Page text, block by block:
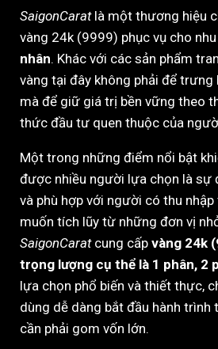
SaigonCaratlà một thương hiệu
vàng 24k (9999) phục vụ cho
nhân. Khác với các sản phẩm
vàng tại đây không phải để trưng
mà để giữ giá trị bền vững theo
thức đầu tư quen thuộc của
Một trong những điểm nổi bật
được nhiều người lựa chọn là sự
và phù hợp với người có thu
muốn tích lũy từ những đơn vị
SaigonCaratcung cấp vàng 24k
trọng lượng cụ thể là 1 phân, 2
lựa chọn phổ biến và thiết thực,
dùng dễ dàng bắt đầu hành trình
cần phải gom vốn lớn.